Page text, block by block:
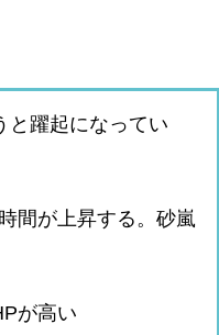
と躍起になってい
間が上昇する。砂嵐
が高い